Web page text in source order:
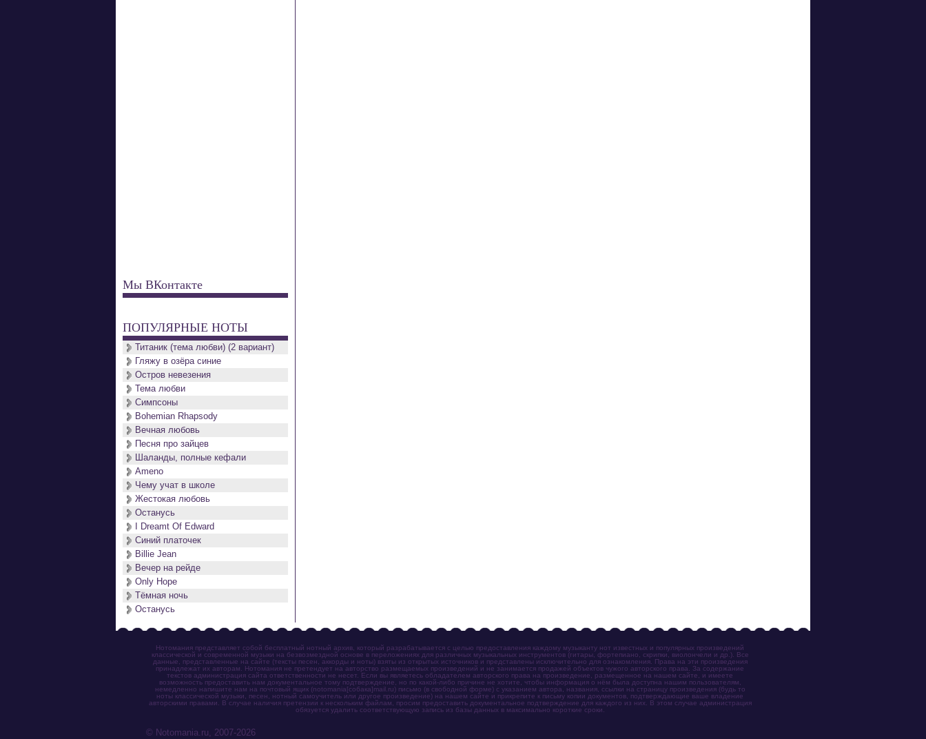
Мы ВКонтакте
ПОПУЛЯРНЫЕ НОТЫ
Титаник (тема любви) (2 вариант)
Гляжу в озёра синие
Остров невезения
Тема любви
Симпсоны
Bohemian Rhapsody
Вечная любовь
Песня про зайцев
Шаланды, полные кефали
Ameno
Чему учат в школе
Жестокая любовь
Останусь
I Dreamt Of Edward
Синий платочек
Billie Jean
Вечер на рейде
Only Hope
Тёмная ночь
Останусь
Нотомания представляет собой бесплатный нотный архив, который разрабатывается с целью предоставления каждому музыканту нот известных и популярных произведений
классической и современной музыки на безвозмездной основе в переложениях для различных музыкальных инструментов (гитары, фортепиано, скрипки, виолончели и др.). Все
данные, представленные на сайте (тексты песен, аккорды и ноты) взяты из открытых источников и представлены исключительно для ознакомления. Права на эти произведения
принадлежат их авторам. Нотомания не претендует на авторство размещаемых произведений и не занимается продажей объектов чужого авторского права. За содержание
текстов администрация сайта ответственности не несет. Если вы являетесь обладателем авторского права на произведение, размещенное на нашем сайте, и имеете
возможность предоставить нам документальное тому подтверждение, но по какой-либо причине не хотите, чтобы информация о нём была доступна нашим пользователям,
немедленно напишите нам на почтовый ящик (notomania[собака]mail.ru) письмо (в свободной форме) с указанием автора, названия, ссылки на страницу произведения (будь то
ноты классической музыки, песен, нотный самоучитель или другое произведение) на нашем сайте и прикрепите к письму копии документов, подтверждающие ваше владение
авторскими правами. В случае наличия претензии к нескольким файлам, просим предоставить документальное подтверждение для каждого из них. В этом случае администрация
обязуется удалить соответствующую запись из базы данных в максимально короткие сроки.
© Notomania.ru, 2007-2026